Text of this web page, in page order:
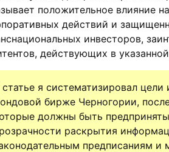
положительное влияние
действий и
инвесторов,
действующих в
статье я систематизировал
бирже Черногории,
должны быть
раскрытия
предписаниям